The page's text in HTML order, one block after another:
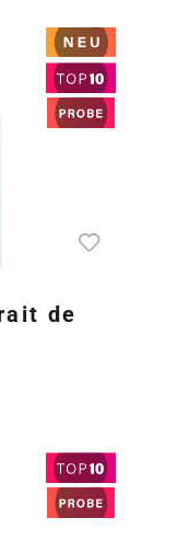
de